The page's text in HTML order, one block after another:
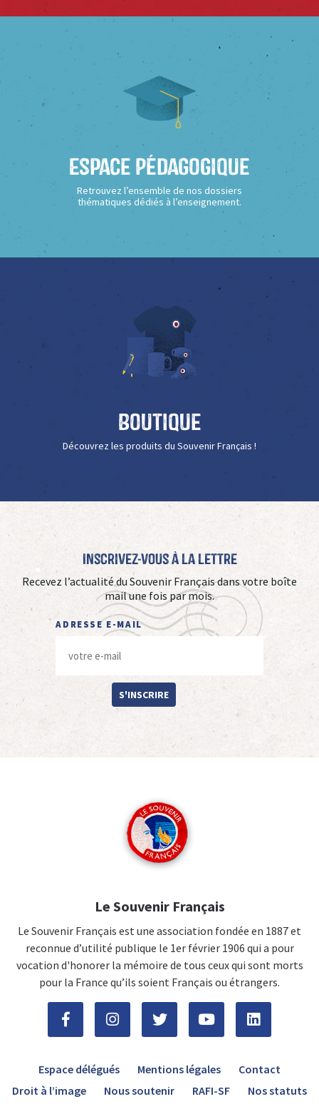
Espace Pédagogique
Retrouvez l’ensemble de nos dossiers
thématiques dédiés à l’enseignement.
Boutique
Découvrez les produits du Souvenir Français !
Inscrivez-vous à La Lettre
Recevez l’actualité du Souvenir Français dans votre boîte
mail une fois par mois.
ADRESSE E-MAIL
S'INSCRIRE
Le Souvenir Français
Le Souvenir Français est une association fondée en 1887 et
reconnue d’utilité publique le 1er février 1906 qui a pour
vocation d'honorer la mémoire de tous ceux qui sont morts
pour la France qu’ils soient Français ou étrangers.
Espace délégués Mentions légales
Contact
Droit à l’image
Nous soutenir RAFI-SF Nos statuts